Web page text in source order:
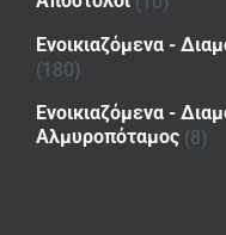
Ενοικιαζόμενα -
(180)
Ενοικιαζόμενα -
Αλμυροπόταμος (8)